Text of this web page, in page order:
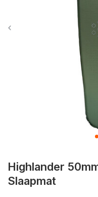
Highlander
Slaapmat